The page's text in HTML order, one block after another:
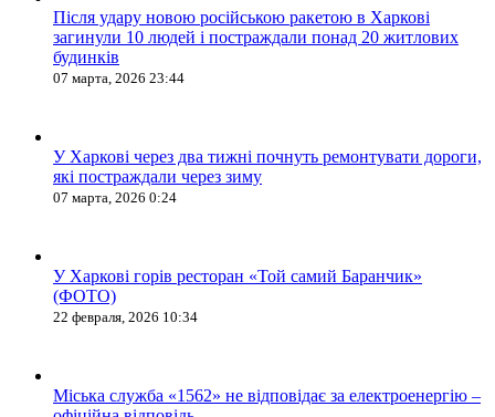
Після удару новою російською ракетою в Харкові
загинули 10 людей і постраждали понад 20 житлових
будинків
07 марта, 2026 23:44
У Харкові через два тижні почнуть ремонтувати дороги,
які постраждали через зиму
07 марта, 2026 0:24
У Харкові горів ресторан «Той самий Баранчик»
(ФОТО)
22 февраля, 2026 10:34
Міська служба «1562» не відповідає за електроенергію –